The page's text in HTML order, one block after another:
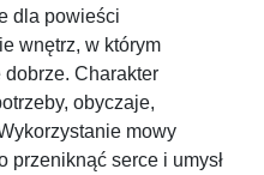
dla powieści
wnętrz, w którym
dobrze. Charakter
obyczaje,
mowy
przeniknąć serce i umysł